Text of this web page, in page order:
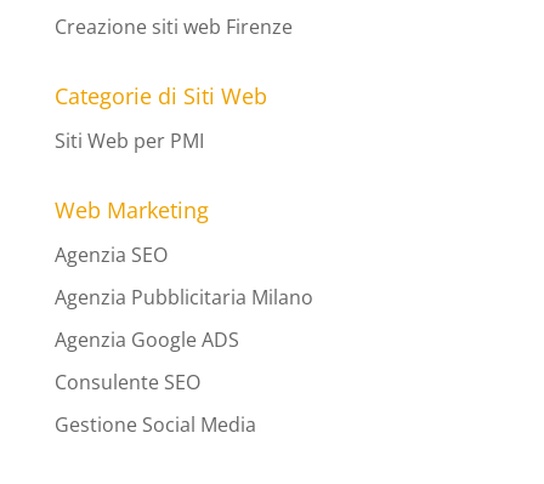
Creazione siti web Firenze
Categorie di Siti Web
Siti Web per PMI
Web Marketing
Agenzia SEO
Agenzia Pubblicitaria Milano
Agenzia Google ADS
Consulente SEO
Gestione Social Media